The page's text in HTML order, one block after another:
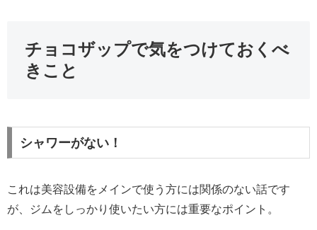
チョコザップで気をつけておくべ
きこと
シャワーがない！
これは美容設備をメインで使う方には関係のない話です
が、ジムをしっかり使いたい方には重要なポイント。